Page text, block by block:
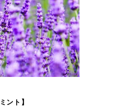
ント】